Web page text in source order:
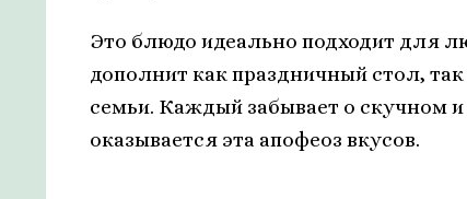
Это блюдо идеально подходит для
дополнит как праздничный стол,
семьи. Каждый забывает о скучном
оказывается эта апофеоз вкусов.